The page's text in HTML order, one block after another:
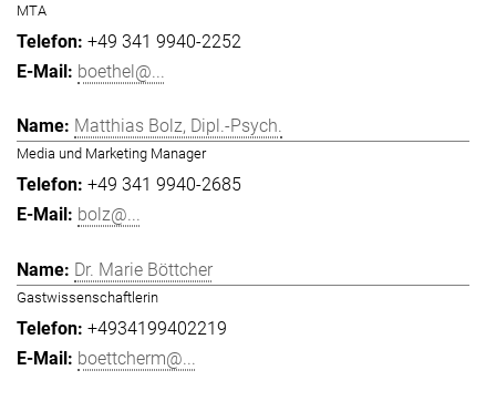
MTA
+49 341 9940-2252
boethel@...
Matthias Bolz, Dipl.-Psych.
Media und Marketing Manager
+49 341 9940-2685
bolz@...
Dr. Marie Böttcher
Gastwissenschaftlerin
+4934199402219
boettcherm@...